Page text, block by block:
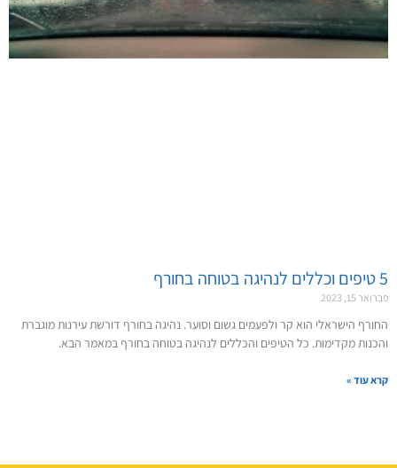
5 טיפים וכללים לנהיגה בטוחה בחורף
פברואר 15, 2023
החורף הישראלי הוא קר ולפעמים גשום וסוער. נהיגה בחורף דורשת עירנות מוגברת
והכנות מקדימות. כל הטיפים והכללים לנהיגה בטוחה בחורף במאמר הבא.
קרא עוד »